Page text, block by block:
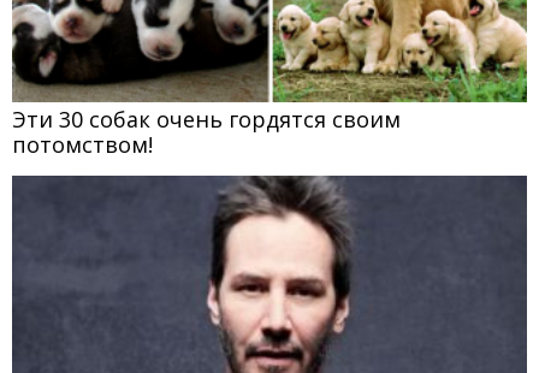
Эти 30 собак очень гордятся своим
потомством!